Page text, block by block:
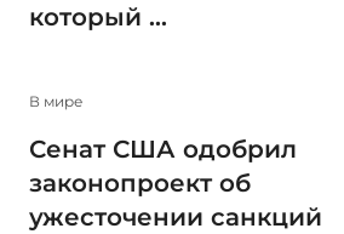
который ...
В мире
Сенат США одобрил
законопроект об
ужесточении санкций